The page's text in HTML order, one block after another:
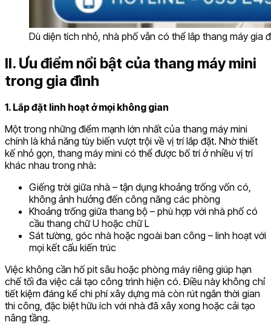
Dù diện tích nhỏ, nhà phố vẫn có thể lắp thang máy gia
II. Ưu điểm nổi bật của thang máy mini
trong gia đình
1. Lắp đặt linh hoạt ở mọi không gian
Một trong những điểm mạnh lớn nhất của thang máy mini
chính là khả năng tùy biến vượt trội về vị trí lắp đặt. Nhờ thiết
kế nhỏ gọn, thang máy mini có thể được bố trí ở nhiều vị trí
khác nhau trong nhà:
Giếng trời giữa nhà – tận dụng khoảng trống vốn có,
không ảnh hưởng đến công năng các phòng
Khoảng trống giữa thang bộ – phù hợp với nhà phố có
cầu thang chữ U hoặc chữ L
Sát tường, góc nhà hoặc ngoài ban công – linh hoạt với
mọi kết cấu kiến trúc
Việc không cần hố pit sâu hoặc phòng máy riêng giúp hạn
chế tối đa việc cải tạo công trình hiện có. Điều này không chỉ
tiết kiệm đáng kể chi phí xây dựng mà còn rút ngắn thời gian
thi công, đặc biệt hữu ích với nhà đã xây xong hoặc cải tạo
nâng tầng.